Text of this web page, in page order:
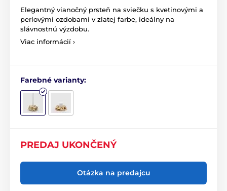
Elegantný vianočný prsteň na sviečku s kvetinovými a
perlovými ozdobami v zlatej farbe, ideálny na
slávnostnú výzdobu.
Viac informácií ›
Farebné varianty:
PREDAJ UKONČENÝ
Otázka na predajcu